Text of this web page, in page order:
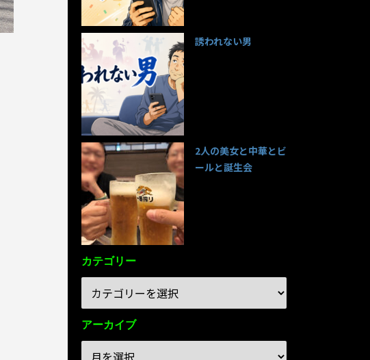
誘われない男
2人の美女と中華とビ
ールと誕生会
カテゴリー
アーカイブ